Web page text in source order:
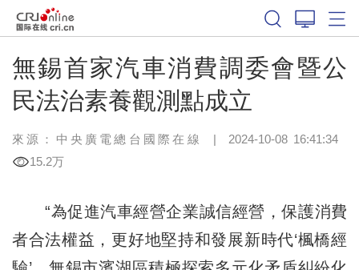
無錫首家汽車消費調委會暨公
民法治素養觀測點成立
來源：中央廣電總台國際在線 | 2024-10-08 16:41:34
15.2万
“為促進汽車經營企業誠信經營，保護消費
者合法權益，更好地堅持和發展新時代‘楓橋經